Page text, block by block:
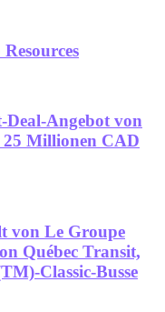
Angebot von
Millionen CAD
von Le Groupe
Québec Transit,
Classic-Busse